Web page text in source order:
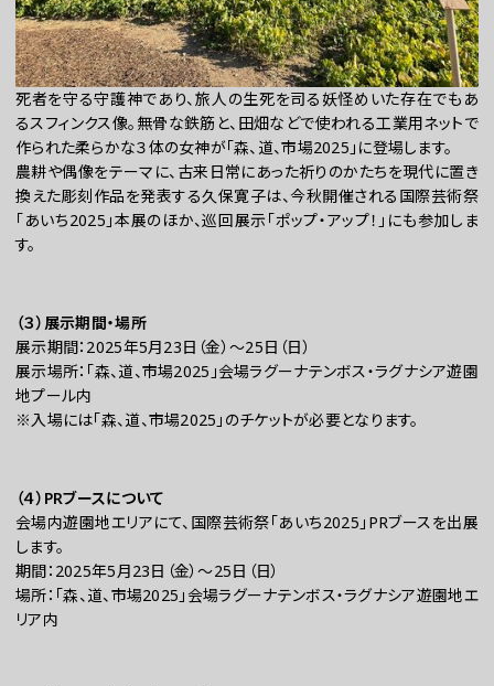
死者を守る守護神であり、旅人の生死を司る妖怪めいた存在でもあ
るスフィンクス像。無骨な鉄筋と、田畑などで使われる工業用ネットで
作られた柔らかな３体の女神が「森、道、市場2025」に登場します。
農耕や偶像をテーマに、古来日常にあった祈りのかたちを現代に置き
換えた彫刻作品を発表する久保寛子は、今秋開催される国際芸術祭
「あいち2025」本展のほか、巡回展示「ポップ・アップ！」にも参加しま
す。
（３）展示期間・場所
展示期間：2025年5月23日（金）～25日（日）
展示場所：「森、道、市場2025」会場ラグーナテンボス・ラグナシア遊園
地プール内
※入場には「森、道、市場2025」のチケットが必要となります。
（４）PRブースについて
会場内遊園地エリアにて、国際芸術祭「あいち2025」PRブースを出展
します。
期間：2025年5月23日（金）～25日（日）
場所：「森、道、市場2025」会場ラグーナテンボス・ラグナシア遊園地エ
リア内